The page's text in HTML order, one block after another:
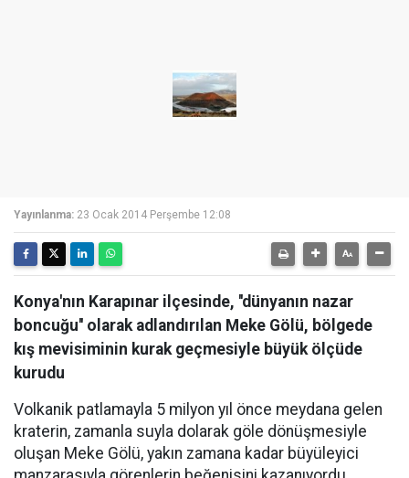
Yayınlanma: 23 Ocak 2014 Perşembe 12:08
Konya'nın Karapınar ilçesinde, ''dünyanın nazar
boncuğu'' olarak adlandırılan Meke Gölü, bölgede
kış mevisiminin kurak geçmesiyle büyük ölçüde
kurudu
Volkanik patlamayla 5 milyon yıl önce meydana gelen
kraterin, zamanla suyla dolarak göle dönüşmesiyle
oluşan Meke Gölü, yakın zamana kadar büyüleyici